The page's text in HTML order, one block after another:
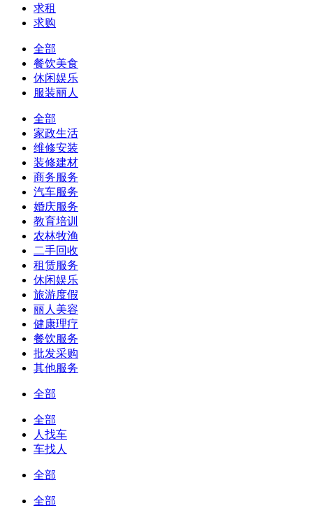
求租
求购
全部
餐饮美食
休闲娱乐
服装丽人
全部
家政生活
维修安装
装修建材
商务服务
汽车服务
婚庆服务
教育培训
农林牧渔
二手回收
租赁服务
休闲娱乐
旅游度假
丽人美容
健康理疗
餐饮服务
批发采购
其他服务
全部
全部
人找车
车找人
全部
全部